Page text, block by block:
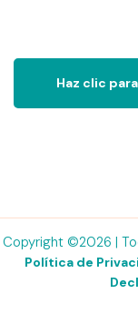
Haz clic
Copyright ©2026 |
Política de